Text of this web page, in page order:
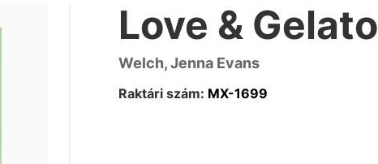
Love & Gelato
Welch, Jenna Evans
Raktári szám: MX-1699